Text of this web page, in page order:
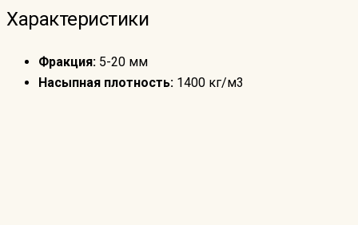
Характеристики
Фракция: 5-20 мм
Насыпная плотность: 1400 кг/м3